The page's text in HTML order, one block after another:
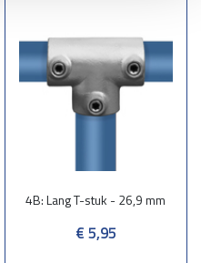
4B: Lang T-stuk - 26,9 mm
€ 5,95